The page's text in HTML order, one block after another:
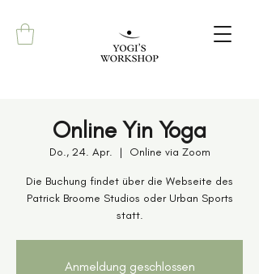
Online Yin Yoga
Do., 24. Apr.
  |
Online via Zoom
Die Buchung findet über die Webseite des
Patrick Broome Studios oder Urban Sports
statt.
Anmeldung geschlossen